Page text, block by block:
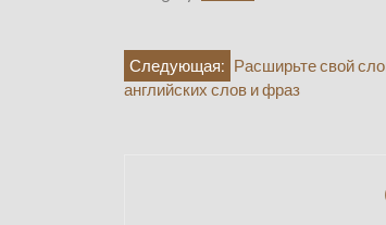
Навигация
Следующая: Расширьте свой
английских слов и фраз